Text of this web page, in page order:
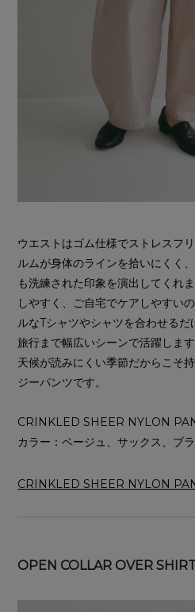
ウエストはゴム仕様でストレスフ
ルムが身体のラインを拾いにくく
も洗練された印象を演出してくれ
しやすく、ご自宅でケアしやすい
ルなTシャツやシャツを合わせる
旅行まで幅広いシーンで活躍します
天候が読みにくい季節だからこそ
ジーパンツです。
CRINKLED SHEER NYLON
カラー：ベージュ、サックス、ブ
CRINKLED SHEER NYLON
OPEN COLLAR OVER